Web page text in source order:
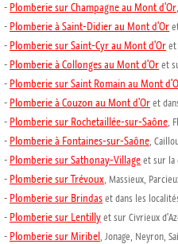
- Plomberie sur Champagne au Mont d'Or
- Plomberie à Saint-Didier au Mont d'Or
- Plomberie sur Saint-Cyr au Mont d'Oret
- Plomberie à Collonges au Mont d'Oret
- Plomberie sur Saint Romain au Mont
- Plomberie à Couzon au Mont d'Oret
- Plomberie sur Rochetaillée-sur-Saône,
- Plomberie à Fontaines-sur-Saône,
- Plomberie sur Sathonay-Villageet sur la
- Plomberie sur Trévoux, Massieux,
- Plomberie sur Brindaset dans les
- Plomberie sur Lentillyet sur Civrieux
- Plomberie sur Miribel, Jonage, Neyron,